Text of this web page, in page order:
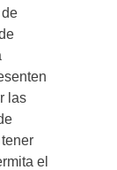
las
el